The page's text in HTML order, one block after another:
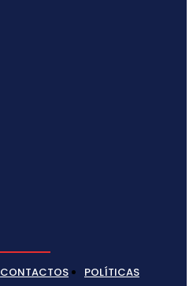
CONTACTOS POLÍTICAS